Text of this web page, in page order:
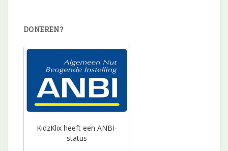
DONEREN?
KidzKlix heeft een ANBI-
status